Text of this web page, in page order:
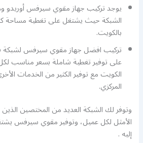
يوجد تركيب جهاز مقوي سيرفس أوريدو
الشبكة حيث يشتغل على تغطية مساحة
بالكويت.
تركيب افضل جهاز مقوي سيرفس لشبكة
على توفير تغطية شاملة بسعر مناسب
الكويت مع توفير الكثير من الخدمات
المركزي.
وتوفر لك الشبكة العديد من المختصين الذين
الأمثل لكل عميل، وتوفير مقوي سيرفس
إليه .